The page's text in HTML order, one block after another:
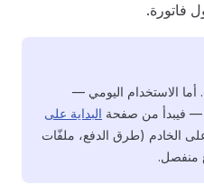
فاتورة.
أما الاستخدام اليومي —
— فيبدأ من صفحة البداية على
الخادم (طرق الدفع، ملفّات
منفصل.